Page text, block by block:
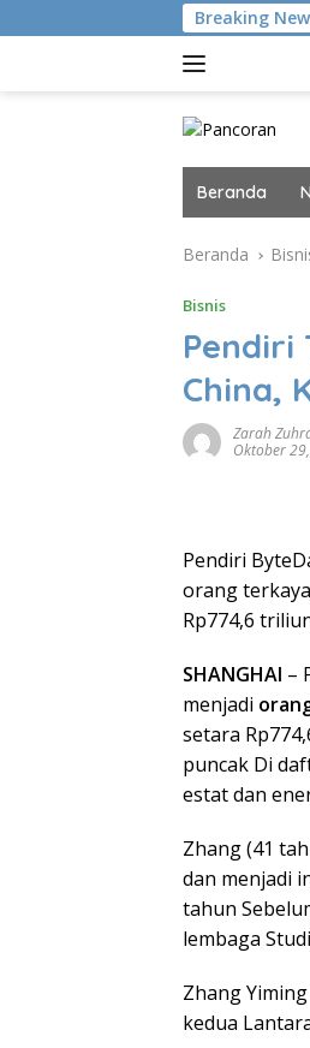
ke
Breaking
Gelar MAIN 2026,
Beranda
Beranda
Bisnis
Pendiri
China,
Zarah
Oktober
Pendiri
orang
Rp774,6
SHANGHAI –
menjadi
setara
puncak Di
estat dan
Zhang (41
dan menjadi
tahun
lembaga
Zhang
kedua